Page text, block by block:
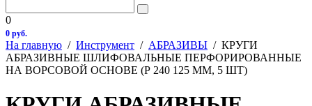
0
0 руб.
На главную / Инструмент / АБРАЗИВЫ / КРУГИ
АБРАЗИВНЫЕ ШЛИФОВАЛЬНЫЕ ПЕРФОРИРОВАННЫЕ
НА ВОРСОВОЙ ОСНОВЕ (Р 240 125 ММ, 5 ШТ)